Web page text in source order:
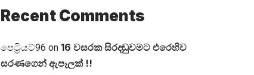
Recent Comments
පෙට්‍රියට්96 on 16 වසරක සිරදඬුවමට එරෙහිව
සරණගෙන් ඇපෑලක් !!